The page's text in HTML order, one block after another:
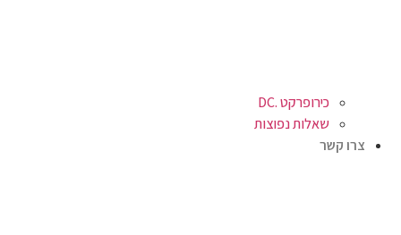
כירופרקט .DC
שאלות נפוצות
צרו קשר